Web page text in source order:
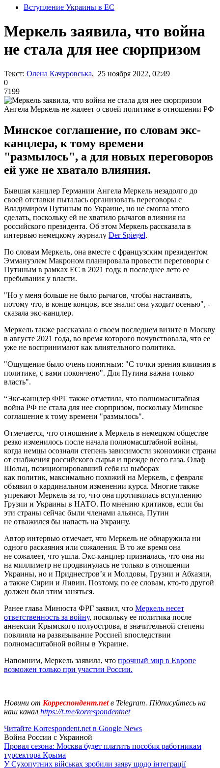
Вступление Украины в ЕС
Меркель заявила, что война
не стала для нее сюрпризом
Текст: Олена Качуровська, 25 ноября 2022, 02:49
0
7199
Ангела Меркель не жалеет о своей политике в отношении РФ
Минское соглашение, по словам экс-
канцлера, к тому времени
"размылось", а для новых переговоров
ей уже не хватало влияния.
Бывшая канцлер Германии Ангела Меркель незадолго до
своей отставки пыталась организовать переговоры с
Владимиром Путиным по Украине, но не смогла этого
сделать, поскольку ей не хватило рычагов влияния на
российского президента. Об этом Меркель рассказала в
интервью немецкому журналу Der Spiegel.
По словам Меркель, она вместе с французским президентом
Эммануэлем Макроном планировала провести переговоры с
Путиным в рамках ЕС в 2021 году, в последнее лето ее
пребывания у власти.
"Но у меня больше не было рычагов, чтобы настаивать,
потому что, в конце концов, все знали: она уходит осенью", -
сказала экс-канцлер.
Меркель также рассказала о своем последнем визите в Москву
в августе 2021 года, во время которого почувствовала, что ее
уже не воспринимают как влиятельного политика.
"Ощущение было очень понятным: "С точки зрения влияния в
политике, с вами покончено". Для Путина важна только
власть".
“Экс-канцлер ФРГ также отметила, что полномасштабная
война РФ не стала для нее сюрпризом, поскольку Минское
соглашение к тому времени "размылось".
Отмечается, что отношение к Меркель в немецком обществе
резко изменилось после начала полномасштабной войны,
когда немцы осознали степень зависимости экономики страны
от снабжения российского сырья и прежде всего газа. Олаф
Шольц, позиционировавший себя на выборах
как политик, максимально похожий на Меркель, с февраля
объявил о кардинальном изменении курса. Многие также
упрекают Меркель за то, что она противилась вступлению
Грузии и Украины в НАТО. По мнению критиков, если бы
эти страны сейчас были членами альянса, Путин
не отважился бы напасть на Украину.
Автор интервью отмечает, что Меркель не обнаружила ни
одного раскаяния или сожаления. В то же время она
не сожалеет, что ушла. Экс-канцлер призналась, что она ни
на миллиметр не продвинулась не только в отношении
Украины, но и Приднестров’я и Молдовы, Грузии и Абхазии,
а также Сирии и Ливии. Поэтому, по ее словам, кто-то другой
должен был этим заняться.
Ранее глава Минюста ФРГ заявил, что Меркель несет
ответственность за войну, поскольку ее политика после
аннексии Крымского полуострова, в значительной степени
повлияла на развязывание Россией впоследствии
полномасштабной войны в Украине.
Напомним, Меркель заявила, что прочный мир в Европе
возможен только при участии России.
Новини от Корреспондент.netв Telegram. Підписуйтесь на
наш канал https://t.me/korrespondentnet
Читайте Korrespondent.net в Google News
Война России с Украиной
Провал сезона: Москва будет платить пособия работникам
турсектора Крыма
У Сухопутних військах зробили заяву щодо інтеграції